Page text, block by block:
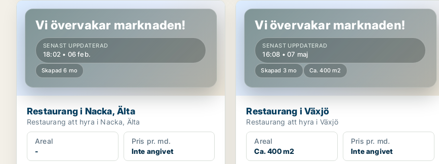
Restaurang i Nacka, Älta
Vi övervakar marknaden!
SENAST UPPDATERAD
18:02 • 06 feb.
Skapad 6 mo
Restaurang i Nacka, Älta
Restaurang att hyra i Nacka, Älta
Areal
-
Pris pr. md.
Inte angivet
Restaurang i Växjö
Vi övervakar marknaden!
SENAST UPPDATERAD
16:08 • 07 maj
Skapad 3 mo Ca. 400 m2
Restaurang i Växjö
Restaurang att hyra i Växjö
Areal
Ca. 400 m2
Pris pr. md.
Inte angivet